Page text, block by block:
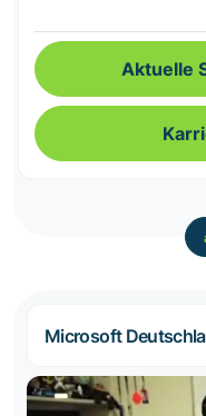
Aktuelle
Microsoft